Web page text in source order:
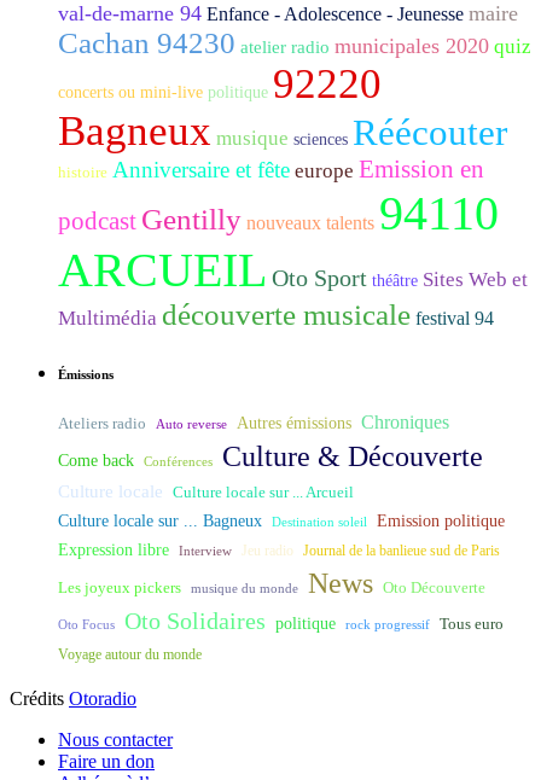
val-de-marne 94 Enfance - Adolescence - Jeunesse maire
Cachan 94230 atelier radio municipales 2020 quiz
concerts ou mini-live politique 92220
Bagneux musique sciences Réécouter
histoire Anniversaire et fête europe Emission en
podcast Gentilly nouveaux talents 94110
ARCUEIL Oto Sport théâtre Sites Web et
Multimédia découverte musicale festival 94
Émissions
Ateliers radio Auto reverse Autres émissions Chroniques
Come back Conférences Culture & Découverte
Culture locale Culture locale sur ... Arcueil
Culture locale sur ... Bagneux Destination soleil Emission politique
Expression libre Interview Jeu radio Journal de la banlieue sud de Paris
Les joyeux pickers musique du monde News Oto Découverte
Oto Focus Oto Solidaires politique rock progressif Tous euro
Voyage autour du monde
Crédits Otoradio
Nous contacter
Faire un don